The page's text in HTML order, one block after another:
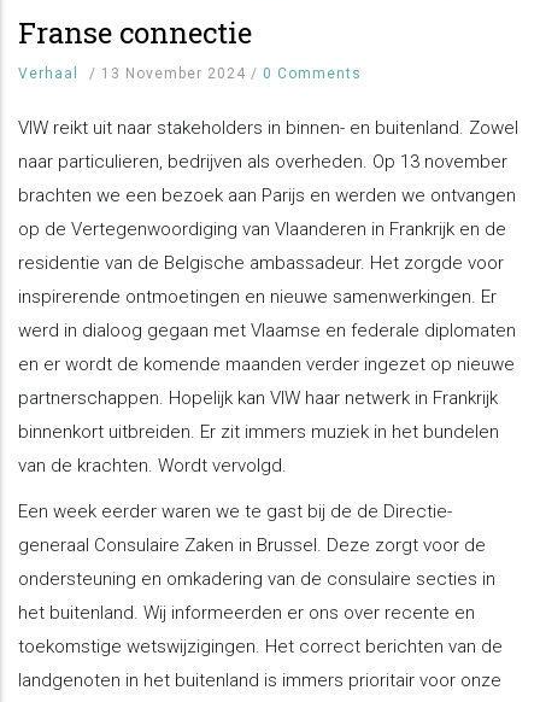
Franse connectie
Verhaal / 13 November 2024 / 0 Comments
VIW reikt uit naar stakeholders in binnen- en buitenland. Zowel
naar particulieren, bedrijven als overheden. Op 13 november
brachten we een bezoek aan Parijs en werden we ontvangen
op de Vertegenwoordiging van Vlaanderen in Frankrijk en de
residentie van de Belgische ambassadeur. Het zorgde voor
inspirerende ontmoetingen en nieuwe samenwerkingen. Er
werd in dialoog gegaan met Vlaamse en federale diplomaten
en er wordt de komende maanden verder ingezet op nieuwe
partnerschappen. Hopelijk kan VIW haar netwerk in Frankrijk
binnenkort uitbreiden. Er zit immers muziek in het bundelen
van de krachten. Wordt vervolgd.
Een week eerder waren we te gast bij de de Directie-
generaal Consulaire Zaken in Brussel. Deze zorgt voor de
ondersteuning en omkadering van de consulaire secties in
het buitenland. Wij informeerden er ons over recente en
toekomstige wetswijzigingen. Het correct berichten van de
landgenoten in het buitenland is immers prioritair voor onze